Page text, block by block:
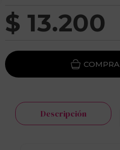
$ 13.200
Descripción